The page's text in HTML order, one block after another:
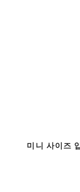
미니 사이즈